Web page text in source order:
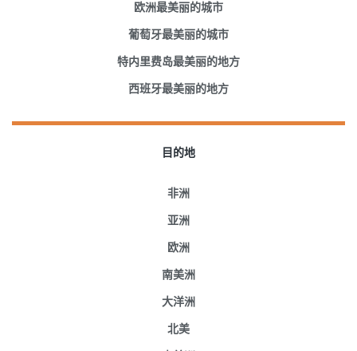
欧洲最美丽的城市
葡萄牙最美丽的城市
特内里费岛最美丽的地方
西班牙最美丽的地方
目的地
非洲
亚洲
欧洲
南美洲
大洋洲
北美